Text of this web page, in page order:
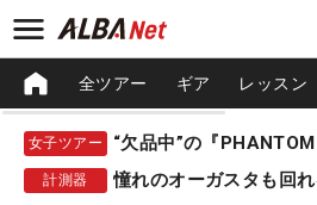
全ツアー ギア レッスン
女子ツアー “欠品中”の『
計測器